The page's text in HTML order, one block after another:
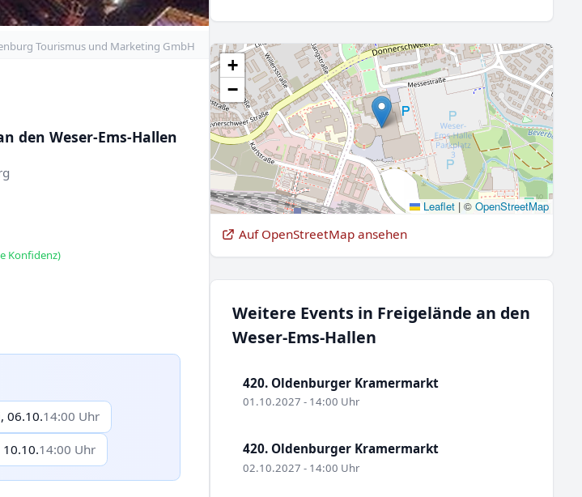
Tourismus und Marketing GmbH
den Weser-Ems-Hallen
Konfidenz)
06.10.14:00 Uhr
10.10.14:00 Uhr
+
−
Leaflet |© OpenStreetMap
Auf OpenStreetMap ansehen
Weitere Events in Freigelände an den
Weser-Ems-Hallen
420. Oldenburger Kramermarkt
01.10.2027 - 14:00 Uhr
420. Oldenburger Kramermarkt
02.10.2027 - 14:00 Uhr